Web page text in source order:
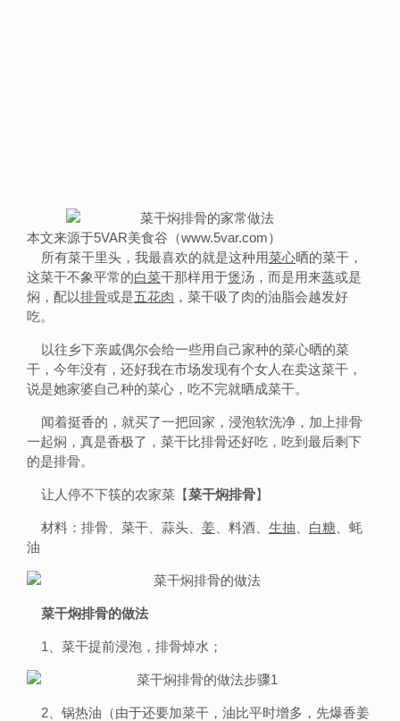
本文来源于5VAR美食谷（www.5var.com）
所有菜干里头，我最喜欢的就是这种用菜心晒的菜干，
这菜干不象平常的白菜干那样用于煲汤，而是用来蒸或是
焖，配以排骨或是五花肉 ，菜干吸了肉的油脂会越发好
吃。
以往乡下亲戚偶尔会给一些用自己家种的菜心晒的菜
干，今年没有，还好我在市场发现有个女人在卖这菜干，
说是她家婆自己种的菜心，吃不完就晒成菜干。
闻着挺香的，就买了一把回家，浸泡软洗净，加上排骨
一起焖，真是香极了，菜干比排骨还好吃，吃到最后剩下
的是排骨。
让人停不下筷的农家菜【菜干焖排骨】
材料：排骨、菜干、蒜头、 姜 、料酒、 生抽 白糖 、蚝
油
菜干焖排骨的做法
1、菜干提前浸泡，排骨焯水；
2、锅热油（由于还要加菜干，油比平时增多，先爆香姜